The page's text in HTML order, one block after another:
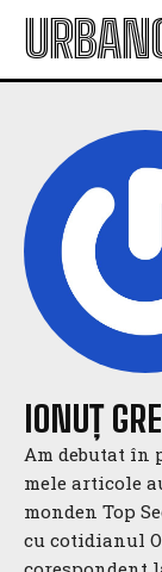
IONUȚ
Am debutat în
mele articole
monden Top
cu cotidianul